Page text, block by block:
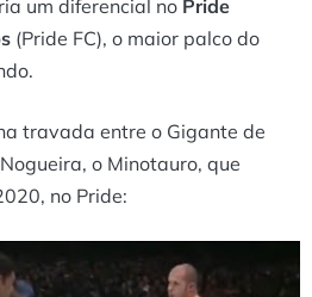
um diferencial no Pride
(Pride FC), o maior palco do
travada entre o Gigante de
o Minotauro, que
no Pride: